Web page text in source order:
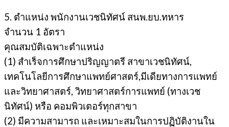
5. ตำแหน่ง พนักงานเวชนิทัศน์ สนพ.ยบ.ทหาร
จำนวน 1 อัตรา
คุณสมบัติเฉพาะตำแหน่ง
(1) สำเร็จการศึกษาปริญญาตรี สาขาเวชนิทัศน์,
เทคโนโลยีการศึกษาแพทย์ศาสตร์,มีเดียทางการแพทย์
และวิทยาศาสตร์, วิทยาศาสตร์การแพทย์ (ทางเวช
นิทัศน์) หรือ คอมพิวเตอร์ทุกสาขา
(2) มีความสามารถ และเหมาะสมในการปฏิบัติงานใน